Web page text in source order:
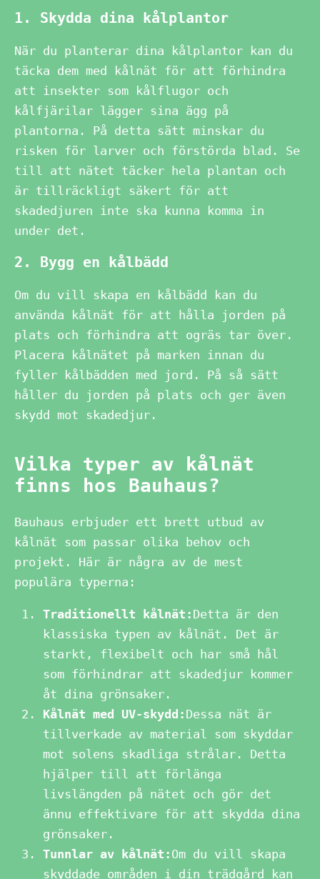
1. Skydda dina kålplantor
När du planterar dina kålplantor kan du
täcka dem med kålnät för att förhindra
att insekter som kålflugor och
kålfjärilar lägger sina ägg på
plantorna. På detta sätt minskar du
risken för larver och förstörda blad. Se
till att nätet täcker hela plantan och
är tillräckligt säkert för att
skadedjuren inte ska kunna komma in
under det.
2. Bygg en kålbädd
Om du vill skapa en kålbädd kan du
använda kålnät för att hålla jorden på
plats och förhindra att ogräs tar över.
Placera kålnätet på marken innan du
fyller kålbädden med jord. På så sätt
håller du jorden på plats och ger även
skydd mot skadedjur.
Vilka typer av kålnät
finns hos Bauhaus?
Bauhaus erbjuder ett brett utbud av
kålnät som passar olika behov och
projekt. Här är några av de mest
populära typerna:
Traditionellt kålnät: Detta är den
klassiska typen av kålnät. Det är
starkt, flexibelt och har små hål
som förhindrar att skadedjur kommer
åt dina grönsaker.
Kålnät med UV-skydd: Dessa nät är
tillverkade av material som skyddar
mot solens skadliga strålar. Detta
hjälper till att förlänga
livslängden på nätet och gör det
ännu effektivare för att skydda dina
grönsaker.
Tunnlar av kålnät: Om du vill skapa
skyddade områden i din trädgård kan